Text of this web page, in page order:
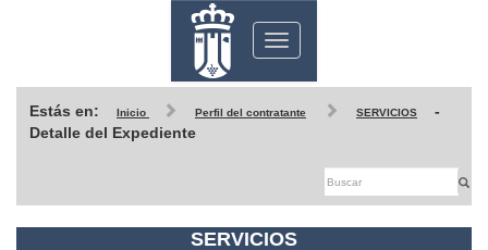
Toggle
navigation
Estás en: Inicio Perfil del contratante SERVICIOS
-
Detalle del Expediente
SERVICIOS